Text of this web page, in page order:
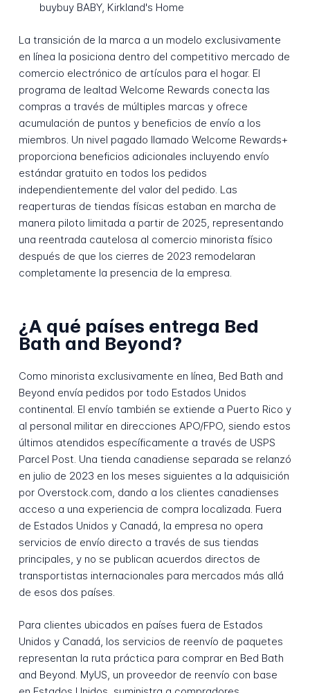
buybuy BABY, Kirkland's Home
La transición de la marca a un modelo exclusivamente
en línea la posiciona dentro del competitivo mercado de
comercio electrónico de artículos para el hogar. El
programa de lealtad Welcome Rewards conecta las
compras a través de múltiples marcas y ofrece
acumulación de puntos y beneficios de envío a los
miembros. Un nivel pagado llamado Welcome Rewards+
proporciona beneficios adicionales incluyendo envío
estándar gratuito en todos los pedidos
independientemente del valor del pedido. Las
reaperturas de tiendas físicas estaban en marcha de
manera piloto limitada a partir de 2025, representando
una reentrada cautelosa al comercio minorista físico
después de que los cierres de 2023 remodelaran
completamente la presencia de la empresa.
¿A qué países entrega Bed
Bath and Beyond?
Como minorista exclusivamente en línea, Bed Bath and
Beyond envía pedidos por todo Estados Unidos
continental. El envío también se extiende a Puerto Rico y
al personal militar en direcciones APO/FPO, siendo estos
últimos atendidos específicamente a través de USPS
Parcel Post. Una tienda canadiense separada se relanzó
en julio de 2023 en los meses siguientes a la adquisición
por Overstock.com, dando a los clientes canadienses
acceso a una experiencia de compra localizada. Fuera
de Estados Unidos y Canadá, la empresa no opera
servicios de envío directo a través de sus tiendas
principales, y no se publican acuerdos directos de
transportistas internacionales para mercados más allá
de esos dos países.
Para clientes ubicados en países fuera de Estados
Unidos y Canadá, los servicios de reenvío de paquetes
representan la ruta práctica para comprar en Bed Bath
and Beyond. MyUS, un proveedor de reenvío con base